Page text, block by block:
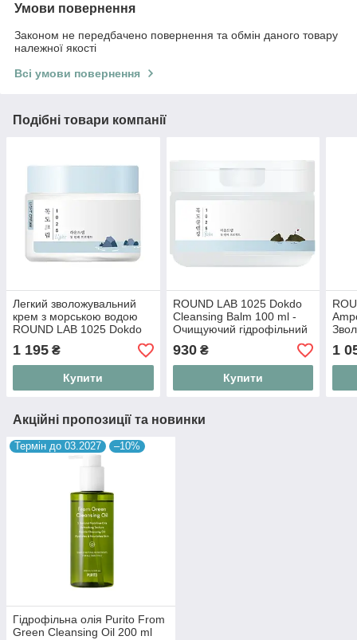
Умови повернення
Законом не передбачено повернення та обмін даного товару
належної якості
Всі умови повернення
Подібні товари компанії
Легкий зволожувальний
крем з морською водою
ROUND LAB 1025 Dokdo
Light Cream 80 ml
1 195 ₴
Купити
ROUND LAB 1025 Dokdo
Cleansing Balm 100 ml -
Очищуючий гідрофільний
бальзам
930₴
Купити
для
1
Акційні пропозиції та новинки
Термін до 03.2027 –10%
Гідрофільна олія Purito From
Green Cleansing Oil 200 ml